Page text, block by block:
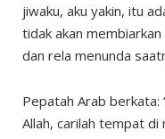
jiwaku, aku yakin, itu
tidak akan
dan rela menunda
Pepatah Arab berkata:
Allah, carilah tempat di